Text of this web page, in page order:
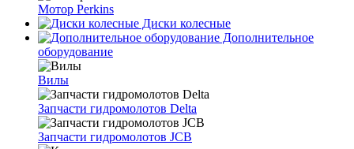
Мотор Perkins
Диски колесные
Дополнительное
оборудование
Вилы
Запчасти гидромолотов Delta
Запчасти гидромолотов JCB